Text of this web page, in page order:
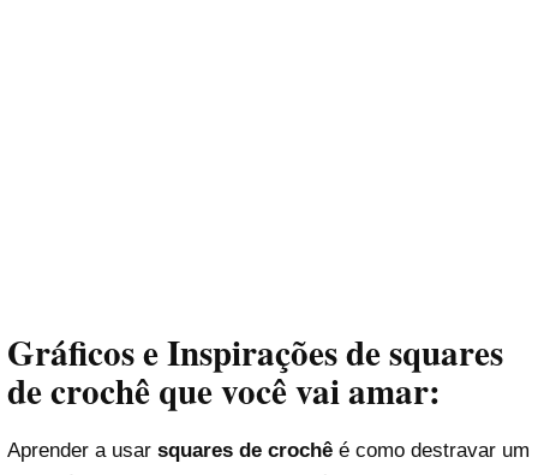
Gráficos e Inspirações de squares
de crochê que você vai amar:
Aprender a usar squares de crochê é como destravar um